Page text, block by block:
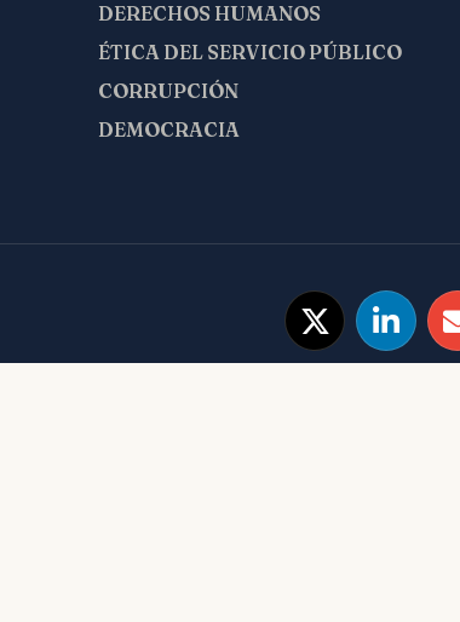
DERECHOS HUMANOS
ÉTICA DEL SERVICIO PÚBLICO
CORRUPCIÓN
DEMOCRACIA